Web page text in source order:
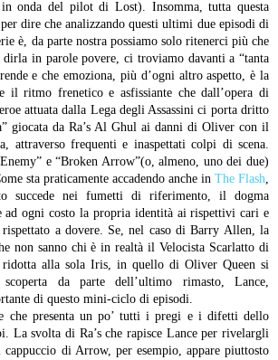
in onda del pilot di Lost). Insomma, tutta questa
dire che analizzando questi ultimi due episodi di
è, da parte nostra possiamo solo ritenerci più che
dirla in parole povere, ci troviamo davanti a “tanta
e che emoziona, più d’ogni altro aspetto, è la
il ritmo frenetico e asfissiante che dall’opera di
attuata dalla Lega degli Assassini ci porta dritto
giocata da Ra’s Al Ghul ai danni di Oliver con il
attraverso frequenti e inaspettati colpi di scena.
e “Broken Arrow”(o, almeno, uno dei due)
sta praticamente accadendo anche in The Flash,
succede nei fumetti di riferimento, il dogma
ad ogni costo la propria identità ai rispettivi cari e
a dovere. Se, nel caso di Barry Allen, la
non sanno chi è in realtà il Velocista Scarlatto di
alla sola Iris, in quello di Oliver Queen si
da parte dell’ultimo rimasto, Lance,
di questo mini-ciclo di episodi.
che presenta un po’ tutti i pregi e i difetti dello
La svolta di Ra’s che rapisce Lance per rivelargli
di Arrow, per esempio, appare piuttosto